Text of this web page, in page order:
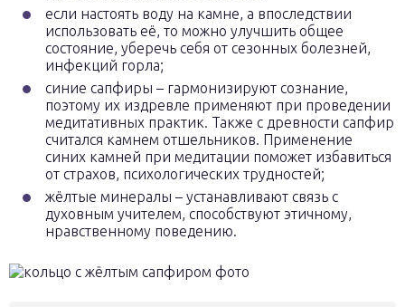
если настоять воду на камне, а впоследствии
использовать её, то можно улучшить общее
состояние, уберечь себя от сезонных болезней,
инфекций горла;
синие сапфиры – гармонизируют сознание,
поэтому их издревле применяют при проведении
медитативных практик. Также с древности сапфир
считался камнем отшельников. Применение
синих камней при медитации поможет избавиться
от страхов, психологических трудностей;
жёлтые минералы – устанавливают связь с
духовным учителем, способствуют этичному,
нравственному поведению.